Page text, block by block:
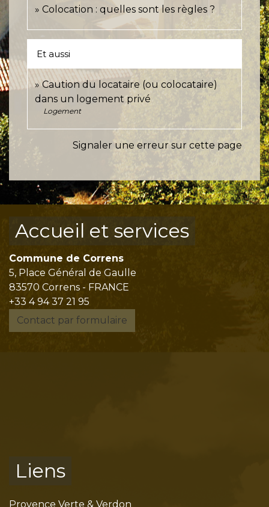
Colocation : quelles sont les règles ?
Et aussi
Caution du locataire (ou colocataire)
dans un logement privé
Logement
Signaler une erreur sur cette page
Accueil et services
Commune de Correns
5, Place Général de Gaulle
83570 Correns - FRANCE
+33 4 94 37 21 95
Contact par formulaire
Liens
Provence Verte & Verdon